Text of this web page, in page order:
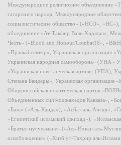
Международное религиозное объединение
татарского народа, Международное
социалистическое общество» («НСО»,
объединение «Ат-Такфир Валь-Хиджра»,
Честь» («Blood and Honour/Combat18»,
«Правый сектор», Украинская организация
Украинская народная самооборона» (УНА -
«Украинская повстанческая армия» (УПА),
Степана Бандеры», Украинская организация
Общероссийская политическая партия
Объединенных сил моджахедов Кавказа»,
«База» («Аль-Каида»), «Асбат аль-Ансар»,
«Египетский исламский джихад»),
«Братья-мусульмане» («Аль-Ихван аль-
освобождения» («Хизб ут-Тахрир аль-